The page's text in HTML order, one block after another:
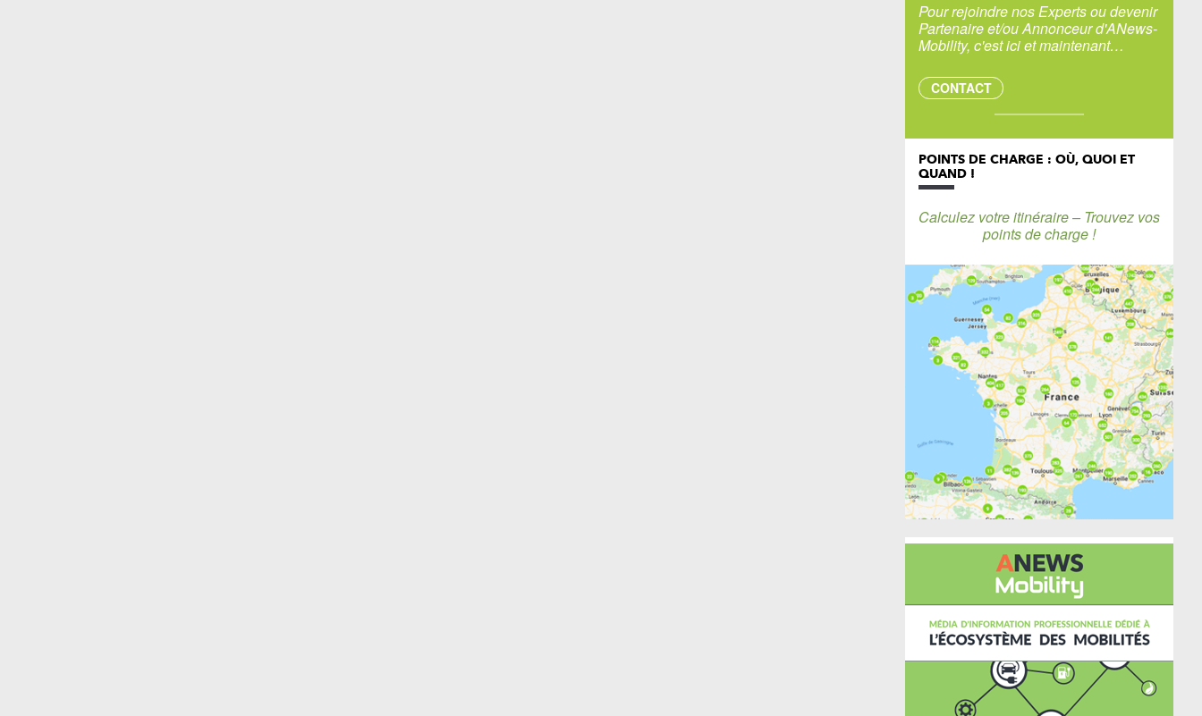
Pour rejoindre nos Experts ou devenir
Partenaire et/ou Annonceur d'ANews-
Mobility, c'est ici et maintenant…
CONTACT
POINTS DE CHARGE : OÙ, QUOI ET
QUAND !
Calculez votre itinéraire – Trouvez vos
points de charge !